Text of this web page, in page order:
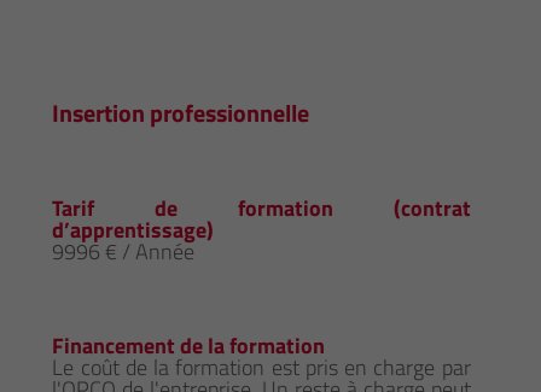
Insertion professionnelle
Tarif de formation (contrat
d’apprentissage)
9996 € / Année
Financement de la formation
Le coût de la formation est pris en charge par